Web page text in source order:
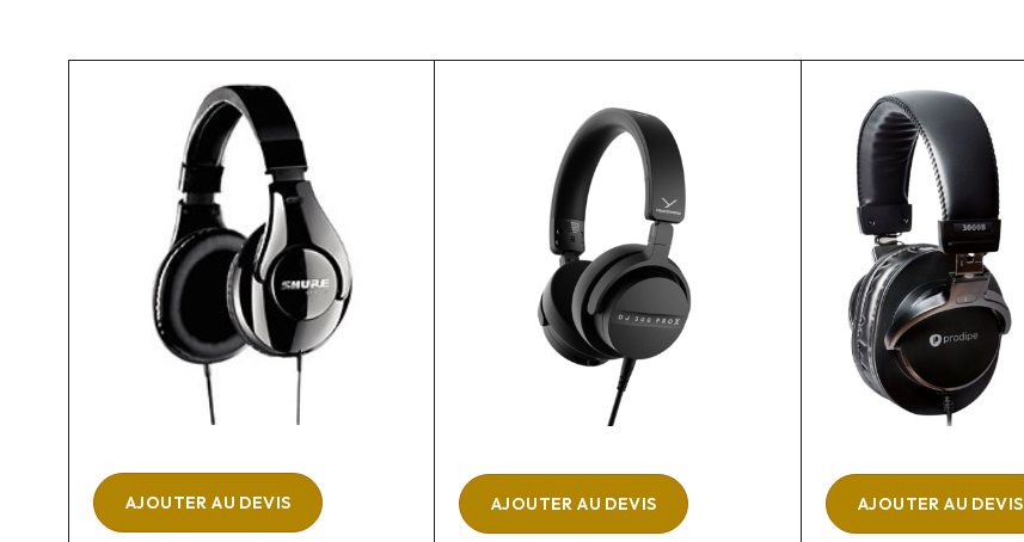
AJOUTER AU DEVIS AJOUTER AU DEVIS AJOUTER AU DEVIS